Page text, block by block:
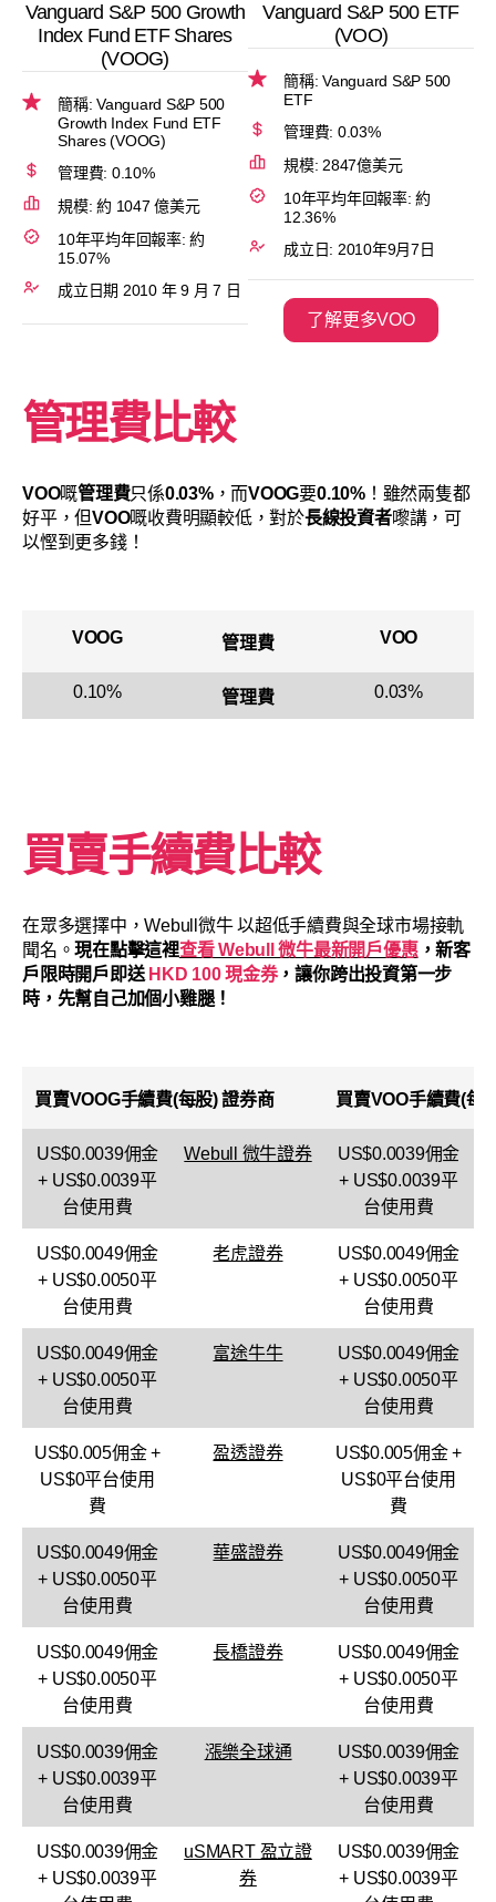
Vanguard S&P 500 Growth
Index Fund ETF Shares
(VOOG)
簡稱: Vanguard S&P 500
Growth Index Fund ETF
Shares (VOOG)
管理費: 0.10%
規模: 約 1047 億美元
10年平均年回報率: 約
15.07%
成立日期 2010 年 9 月 7 日
Vanguard S&P 500 ETF
(VOO)
簡稱: Vanguard S&P 500
ETF
管理費: 0.03%
規模: 2847億美元
10年平均年回報率: 約
12.36%
成立日: 2010年9月7日
了解更多VOO
管理費比較
VOO嘅管理費只係0.03%，而VOOG要0.10%！雖然兩隻都
好平，但VOO嘅收費明顯較低，對於長線投資者嚟講，可
以慳到更多錢！
VOOG 管理費 VOO
0.10% 管理費 0.03%
買賣手續費比較
在眾多選擇中，Webull微牛 以超低手續費與全球市場接軌
聞名。現在點擊這裡查看 Webull 微牛最新開戶優惠，新客
戶限時開戶即送 HKD 100 現金券，讓你跨出投資第一步
時，先幫自己加個小雞腿！
買賣VOOG手續費(每股) 證券商 買賣VOO手續費(每
US$0.0039佣金
+ US$0.0039平
台使用費
Webull 微牛證券
US$0.0039佣金
+ US$0.0039平
台使用費
US$0.0049佣金
+ US$0.0050平
台使用費
老虎證券
US$0.0049佣金
+ US$0.0050平
台使用費
US$0.0049佣金
+ US$0.0050平
台使用費
富途牛牛
US$0.0049佣金
+ US$0.0050平
台使用費
US$0.005佣金 +
US$0平台使用
費
盈透證券
US$0.005佣金 +
US$0平台使用
費
US$0.0049佣金
+ US$0.0050平
台使用費
華盛證券
US$0.0049佣金
+ US$0.0050平
台使用費
US$0.0049佣金
+ US$0.0050平
台使用費
長橋證券
US$0.0049佣金
+ US$0.0050平
台使用費
US$0.0039佣金
+ US$0.0039平
台使用費
漲樂全球通
US$0.0039佣金
+ US$0.0039平
台使用費
US$0.0039佣金
+ US$0.0039平
uSMART 盈立證
券
US$0.0039佣金
+ US$0.0039平